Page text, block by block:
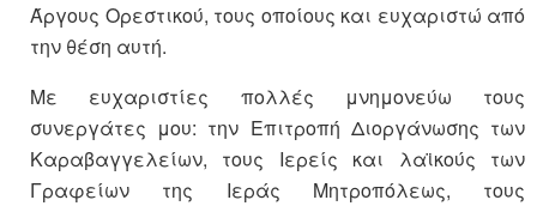
Άργους Ορεστικού, τους οποίους και ευχαριστώ από
την θέση αυτή.
Με ευχαριστίες πολλές μνημονεύω τους
συνεργάτες μου: την Επιτροπή Διοργάνωσης των
Καραβαγγελείων, τους Ιερείς και λαϊκούς των
Γραφείων της Ιεράς Μητροπόλεως, τους